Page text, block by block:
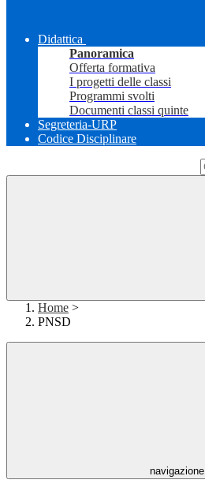
Didattica
Panoramica
Offerta formativa
I progetti delle classi
Programmi svolti
Documenti classi quinte
Segreteria-URP
Codice Disciplinare
Home >
PNSD
navigazione